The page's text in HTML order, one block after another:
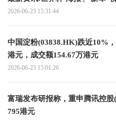
2026-06-23 15:31:44
中国淀粉(03838.HK)跌近10%
港元，成交额154.67万港元
2026-06-23 15:01:26
富瑞发布研报称，重申腾讯控
795港元